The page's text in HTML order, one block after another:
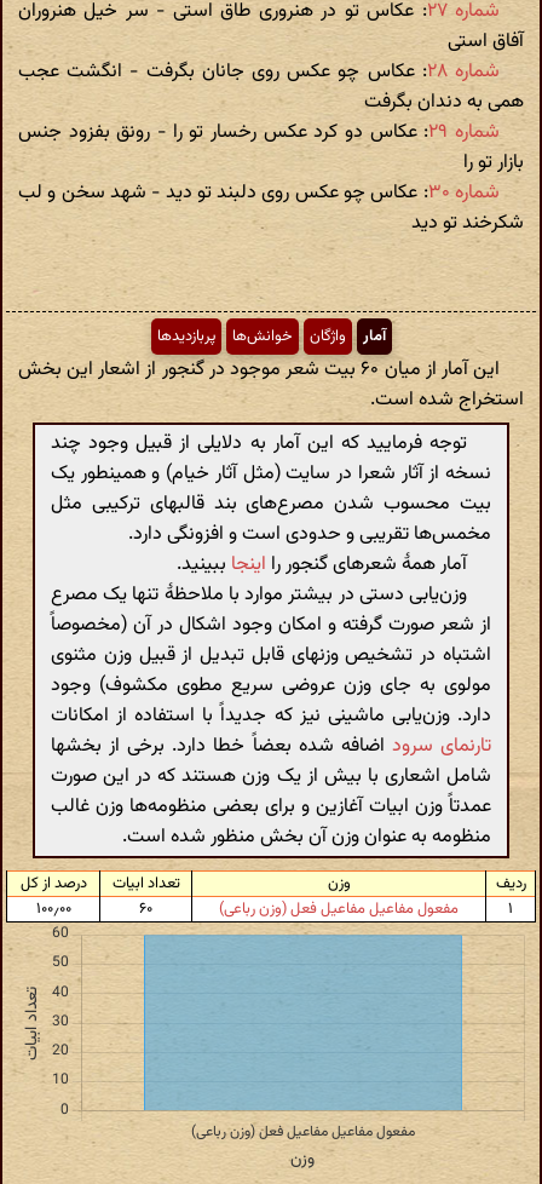
شماره ۲۷
: عکاس تو در هنروری طاق استی - سر خیل هنروران
آفاق استی
شماره ۲۸
: عکاس چو عکس روی جانان بگرفت - انگشت عجب
همی به دندان بگرفت
شماره ۲۹
: عکاس دو کرد عکس رخسار تو را - رونق بفزود جنس
بازار تو را
شماره ۳۰
: عکاس چو عکس روی دلبند تو دید - شهد سخن و لب
شکرخند تو دید
آمار واژگان خوانش‌ها پربازدیدها
این آمار از میان ۶۰ بیت شعر موجود در گنجور از اشعار این بخش
استخراج شده است.
توجه فرمایید که این آمار به دلایلی از قبیل وجود چند
نسخه از آثار شعرا در سایت (مثل آثار خیام) و همینطور یک
بیت محسوب شدن مصرع‌های بند قالبهای ترکیبی مثل
مخمس‌ها تقریبی و حدودی است و افزونگی دارد.
آمار همهٔ شعرهای گنجور را اینجا ببینید.
وزن‌یابی دستی در بیشتر موارد با ملاحظهٔ تنها یک مصرع
از شعر صورت گرفته و امکان وجود اشکال در آن (مخصوصاً
اشتباه در تشخیص وزنهای قابل تبدیل از قبیل وزن مثنوی
مولوی به جای وزن عروضی سریع مطوی مکشوف) وجود
دارد. وزن‌یابی ماشینی نیز که جدیداً با استفاده از امکانات
تارنمای سرود اضافه شده بعضاً خطا دارد. برخی از بخشها
شامل اشعاری با بیش از یک وزن هستند که در این صورت
عمدتاً وزن ابیات آغازین و برای بعضی منظومه‌ها وزن غالب
منظومه به عنوان وزن آن بخش منظور شده است.
ردیف وزن تعداد ابیات
درصد از کل
۱
مفعول مفاعیل مفاعیل فعل (وزن رباعی) ۶۰ ۱۰۰٫۰۰